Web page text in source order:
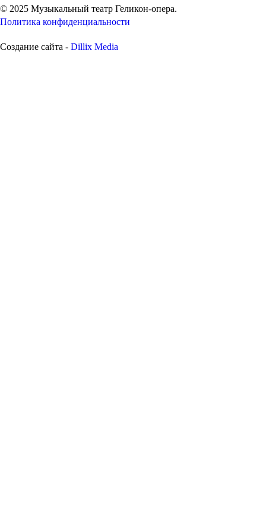
© 2025 Музыкальный театр Геликон-опера.
Политика конфиденциальности
Создание сайта - Dillix Media